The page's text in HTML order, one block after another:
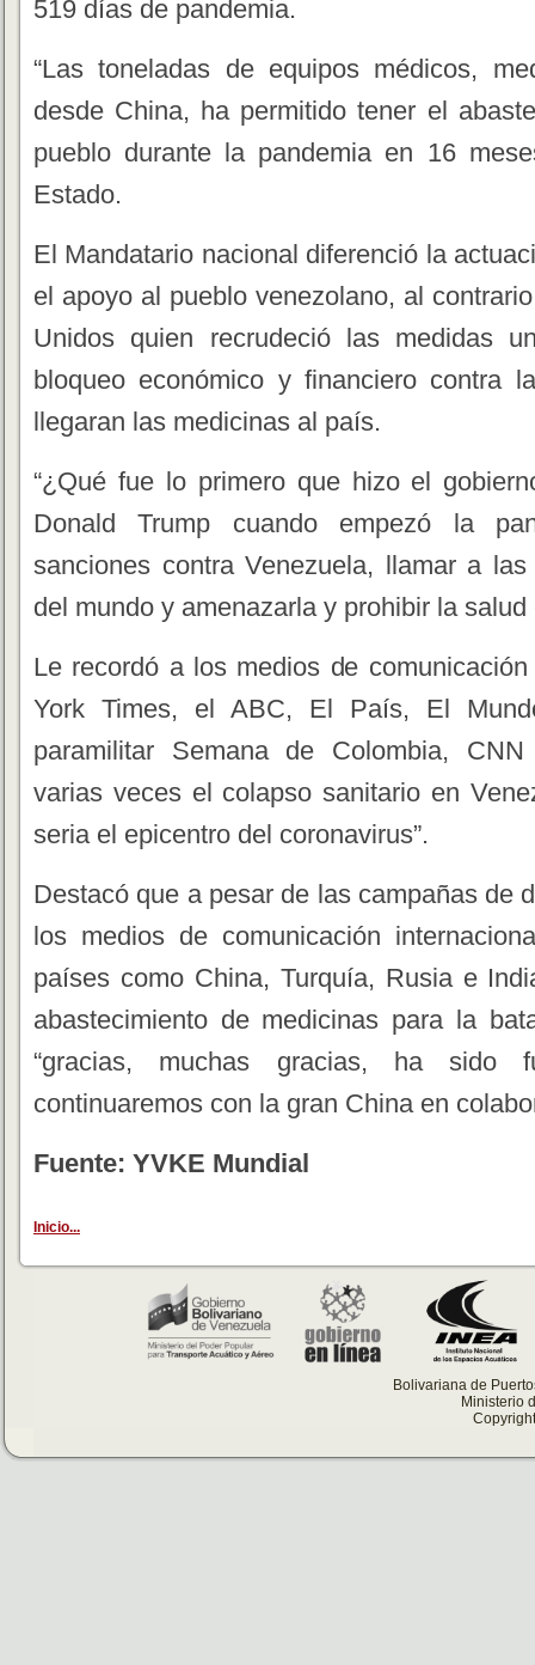
519 días de pandemia.
“Las toneladas de equipos médicos,
desde China, ha permitido tener el
pueblo durante la pandemia en 16
Estado.
El Mandatario nacional diferenció la
el apoyo al pueblo venezolano, al
Unidos quien recrudeció las medidas
bloqueo económico y financiero contra
llegaran las medicinas al país.
“¿Qué fue lo primero que hizo el
Donald Trump cuando empezó la
sanciones contra Venezuela, llamar a
del mundo y amenazarla y prohibir la salud
Le recordó a los medios de
York Times, el ABC, El País, El
paramilitar Semana de Colombia,
varias veces el colapso sanitario en
seria el epicentro del coronavirus”.
Destacó que a pesar de las campañas de
los medios de comunicación
países como China, Turquía, Rusia e
abastecimiento de medicinas para la
“gracias, muchas gracias, ha sido
continuaremos con la gran China en
Fuente: YVKE Mundial
Inicio...
Bolivariana de
Ministerio